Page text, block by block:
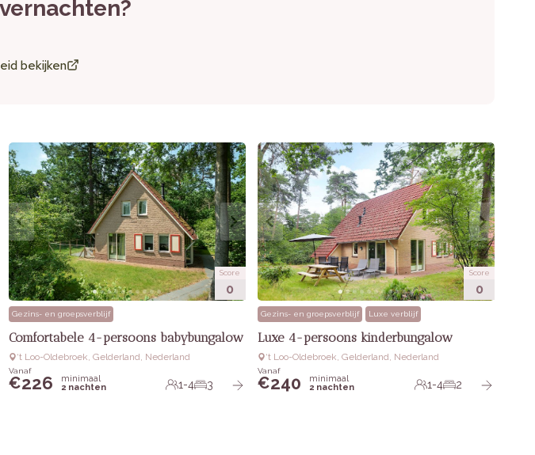
bekijken
Score
0
Gezins- en groepsverblijf
Comfortabele 4-persoons babybungalow
‘t Loo-Oldebroek, Gelderland, Nederland
Vanaf
€226
minimaal
2 nachten
1-4 3
Score
0
Gezins- en groepsverblijf Luxe verblijf
Luxe 4-persoons kinderbungalow
‘t Loo-Oldebroek, Gelderland, Nederland
Vanaf
€240
minimaal
2 nachten
1-4 2